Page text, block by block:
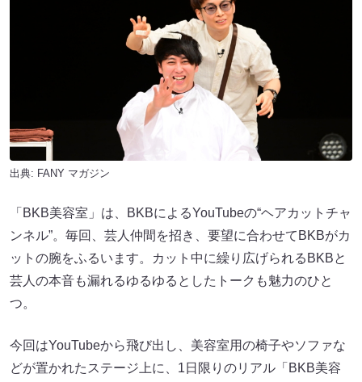
出典: FANY マガジン
「BKB美容室」は、BKBによるYouTubeの“ヘアカットチャ
ンネル”。毎回、芸人仲間を招き、要望に合わせてBKBがカ
ットの腕をふるいます。カット中に繰り広げられるBKBと
芸人の本音も漏れるゆるゆるとしたトークも魅力のひと
つ。
今回はYouTubeから飛び出し、美容室用の椅子やソファな
どが置かれたステージ上に、1日限りのリアル「BKB美容